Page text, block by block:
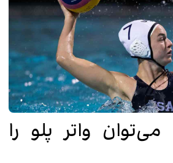
واتر پلو را